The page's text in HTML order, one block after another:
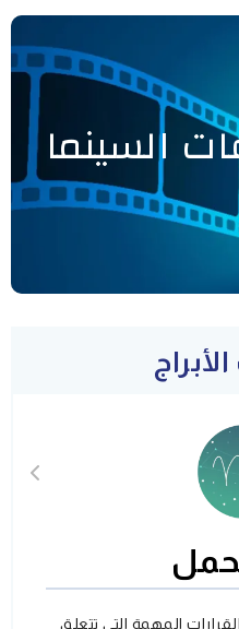
السينما
المهمة التي تتعلق